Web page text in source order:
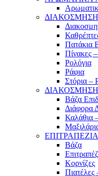
Πατάκια
Πίνακες
Ρολόγια
Ράφια
Στόρια –
Βάζα
Διάφορα
Καλάθια
Βάζα
Κορνίζες
Πιατέλες